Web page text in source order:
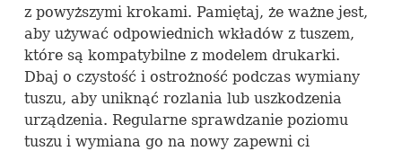
z powyższymi krokami. Pamiętaj, że ważne jest,
aby używać odpowiednich wkładów z tuszem,
które są kompatybilne z modelem drukarki.
Dbaj o czystość i ostrożność podczas wymiany
tuszu, aby uniknąć rozlania lub uszkodzenia
urządzenia. Regularne sprawdzanie poziomu
tuszu i wymiana go na nowy zapewni ci